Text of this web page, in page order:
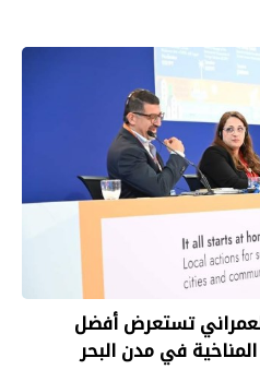
تستعرض أفضل
في مدن البحر